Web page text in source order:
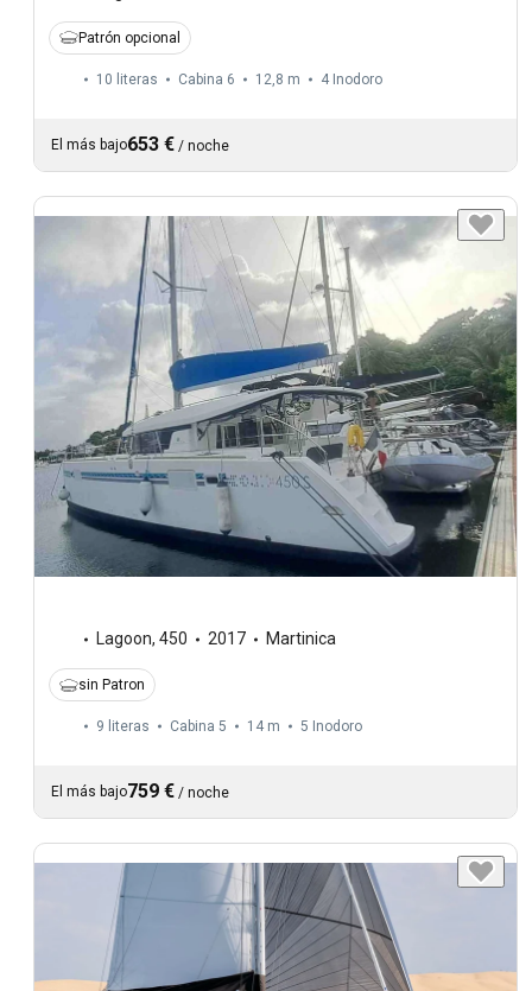
Patrón opcional
10 literas Cabina 6 12,8 m 4 Inodoro
El más bajo653 € / noche
Lagoon, 450 2017 Martinica
sin Patron
9 literas Cabina 5 14 m 5 Inodoro
El más bajo759 € / noche